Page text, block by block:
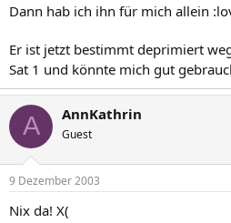
Dann hab ich ihn für mich allein
Er ist jetzt bestimmt deprimiert
Sat 1 und könnte mich gut
A AnnKathrin
Guest
9 Dezember 2003
Nix da! X(